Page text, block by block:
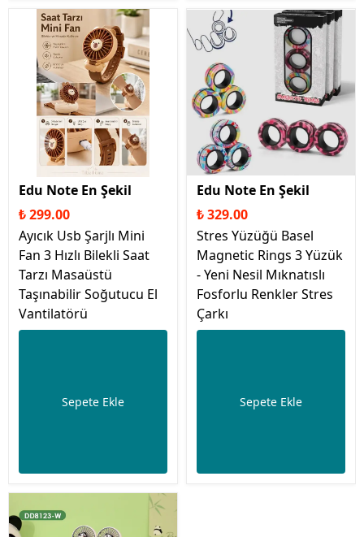
Edu Note En Şekil
₺ 299.00
Ayıcık Usb Şarjlı Mini
Fan 3 Hızlı Bilekli Saat
Tarzı Masaüstü
Taşınabilir Soğutucu El
Vantilatörü
Sepete Ekle
Edu Note En Şekil
₺ 329.00
Stres Yüzüğü Basel
Magnetic Rings 3 Yüzük
- Yeni Nesil Mıknatıslı
Fosforlu Renkler Stres
Çarkı
Sepete Ekle